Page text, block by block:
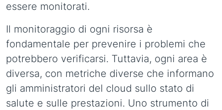
essere monitorati.
Il monitoraggio di ogni risorsa è
fondamentale per prevenire i problemi che
potrebbero verificarsi. Tuttavia, ogni area è
diversa, con metriche diverse che informano
gli amministratori del cloud sullo stato di
salute e sulle prestazioni. Uno strumento di